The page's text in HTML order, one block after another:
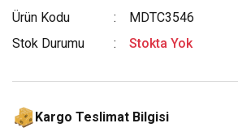
Ürün Kodu
MDTC3546
Stok Durumu
Stokta Yok
Kargo Teslimat Bilgisi